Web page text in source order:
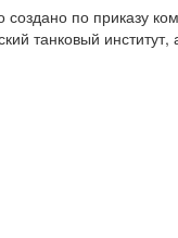
по приказу
танковый